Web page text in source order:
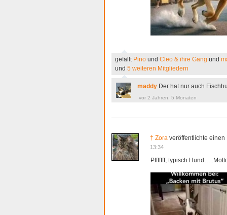
gefällt Pino und Cleo & ihre Gang und
und 5 weiteren Mitgliedern
maddy Der hat nur auch
vor 2 Jahren, 5 Monaten
† Zora veröffentlichte einen
13:34
Pfffffff, typisch